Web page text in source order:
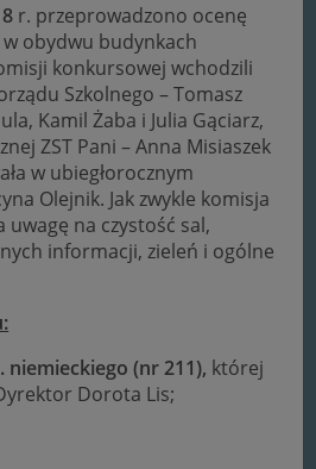
r. przeprowadzono ocenę
obydwu budynkach
konkursowej wchodzili
Szkolnego – Tomasz
Kamil Żaba i Julia Gąciarz,
ZST Pani – Anna Misiaszek
w ubiegłorocznym
Olejnik. Jak zwykle komisja
uwagę na czystość sal,
informacji, zieleń i ogólne
niemieckiego (nr 211), której
Dorota Lis;